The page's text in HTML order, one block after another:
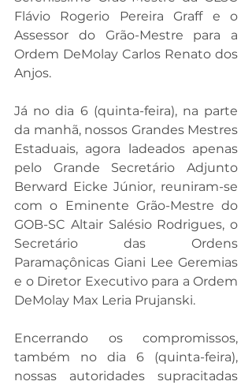
Flávio Rogerio Pereira Graff e o
Assessor do Grão-Mestre para a
Ordem DeMolay Carlos Renato dos
Anjos.
Já no dia 6 (quinta-feira), na parte
da manhã, nossos Grandes Mestres
Estaduais, agora ladeados apenas
pelo Grande Secretário Adjunto
Berward Eicke Júnior, reuniram-se
com o Eminente Grão-Mestre do
GOB-SC Altair Salésio Rodrigues, o
Secretário das Ordens
Paramaçônicas Giani Lee Geremias
e o Diretor Executivo para a Ordem
DeMolay Max Leria Prujanski.
Encerrando os compromissos,
também no dia 6 (quinta-feira),
nossas autoridades supracitadas